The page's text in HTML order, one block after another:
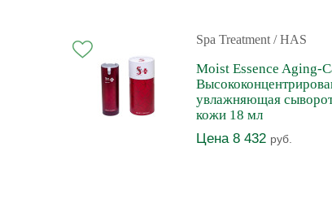
Spa Treatment / HAS
Moist Essence Aging-
увлажняющая
кожи 18 мл
Цена 8 432 руб.